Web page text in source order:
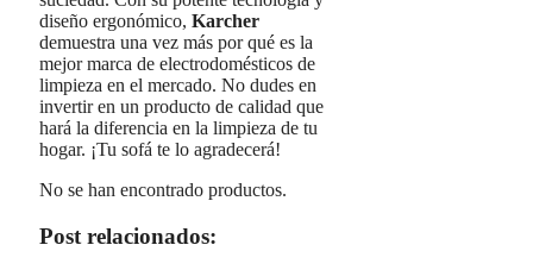
diseño ergonómico, Karcher
demuestra una vez más por qué es la
mejor marca de electrodomésticos de
limpieza en el mercado. No dudes en
invertir en un producto de calidad que
hará la diferencia en la limpieza de tu
hogar. ¡Tu sofá te lo agradecerá!
No se han encontrado productos.
Post relacionados: